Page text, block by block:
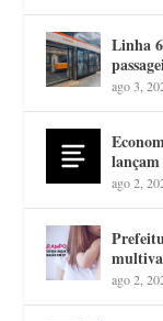
Linha
ago 3,
ago 2,
ago 2,